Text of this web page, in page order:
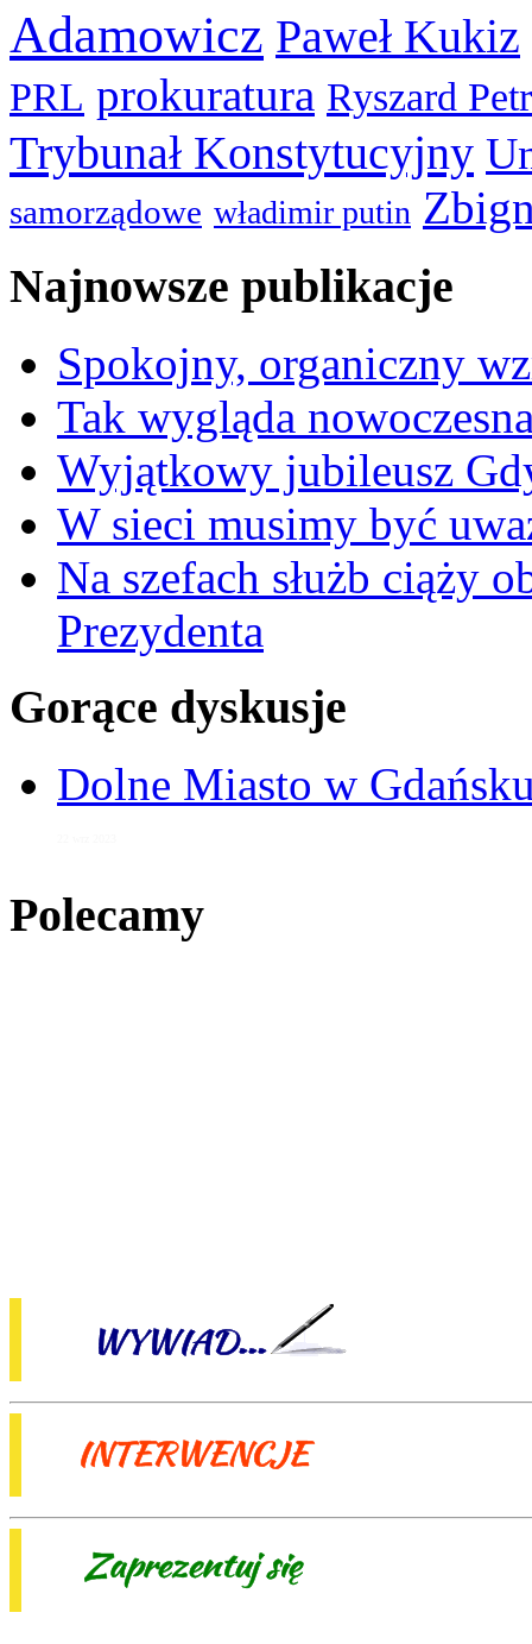
Adamowicz Paweł Kukiz
PRL prokuratura Ryszard
Trybunał Konstytucyjny
samorządowe władimir putin
Najnowsze publikacje
Spokojny, organiczny
Tak wygląda
Wyjątkowy jubileusz
W sieci musimy być
Na szefach służb ciąży
Prezydenta
Gorące dyskusje
Dolne Miasto w
Polecamy